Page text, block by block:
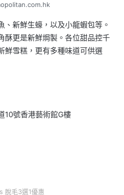
新鮮生蠔，以及小龍蝦包等。
酥更是新鮮焗製。各位甜品控千
鮮雪糕，更有多種味道可供選
10號香港藝術館G樓
脫毛3選1優惠